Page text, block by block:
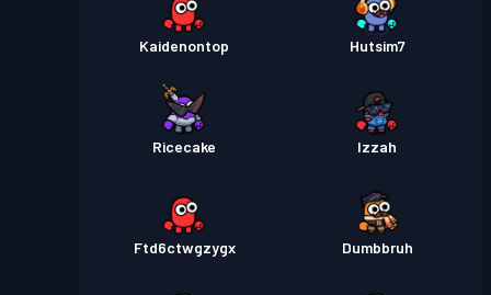
Kaidenontop Hutsim7
Ricecake Izzah
Ftd6ctwgzygx Dumbbruh